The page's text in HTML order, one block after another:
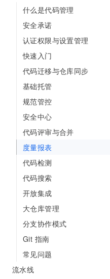
什么是代码管理
安全承诺
认证权限与设置管理
快速入门
代码迁移与仓库同步
基础托管
规范管控
安全中心
代码评审与合并
度量报表
代码检测
代码搜索
开放集成
大仓库管理
分支协作模式
Git 指南
常见问题
流水线
开发工具
迁移与运维管理